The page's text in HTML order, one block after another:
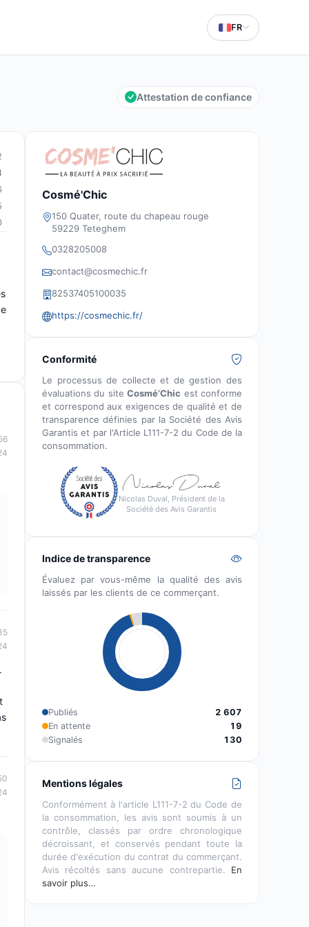
FR
Attestation de confiance
Cosmé'Chic
150 Quater, route du chapeau rouge
59229 Teteghem
0328205008
contact@cosmechic.fr
82537405100035
https://cosmechic.fr/
Conformité
Le processus de collecte et de gestion des
évaluations du siteCosmé’Chic est conforme
et correspond aux exigences de qualité et de
transparence définies par la Société des Avis
Garantis et par l'Article L111-7-2 du Code de la
consommation.
Nicolas Duval, Président de la
Société des Avis Garantis
Indice de transparence
Évaluez par vous-même la qualité des avis
laissés par les clients de ce commerçant.
Publiés
2 607
En attente
19
Signalés
130
Mentions légales
Conformément à l'article L111-7-2 du Code de
la consommation, les avis sont soumis à un
contrôle, classés par ordre chronologique
décroissant, et conservés pendant toute la
durée d'exécution du contrat du commerçant.
Avis récoltés sans aucune contrepartie. En
savoir plus…